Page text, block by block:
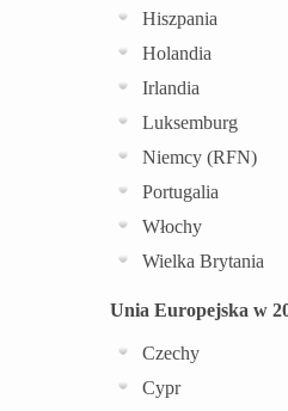
Hiszpania
Holandia
Irlandia
Luksemburg
Niemcy (RFN)
Portugalia
Włochy
Wielka Brytania
Unia Europejska w
Czechy
Cypr